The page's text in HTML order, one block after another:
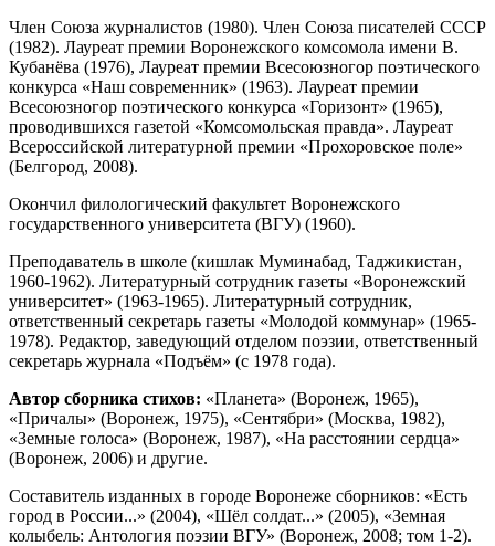
Член Союза журналистов (1980). Член Союза писателей СССР
(1982). Лауреат премии Воронежского комсомола имени В.
Кубанёва (1976), Лауреат премии Всесоюзногор поэтического
конкурса «Наш современник» (1963). Лауреат премии
Всесоюзногор поэтического конкурса «Горизонт» (1965),
проводившихся газетой «Комсомольская правда». Лауреат
Всероссийской литературной премии «Прохоровское поле»
(Белгород, 2008).
Окончил филологический факультет Воронежского
государственного университета (ВГУ) (1960).
Преподаватель в школе (кишлак Муминабад, Таджикистан,
1960-1962). Литературный сотрудник газеты «Воронежский
университет» (1963-1965). Литературный сотрудник,
ответственный секретарь газеты «Молодой коммунар» (1965-
1978). Редактор, заведующий отделом поэзии, ответственный
секретарь журнала «Подъём» (с 1978 года).
Автор сборника стихов: «Планета» (Воронеж, 1965),
«Причалы» (Воронеж, 1975), «Сентябри» (Москва, 1982),
«Земные голоса» (Воронеж, 1987), «На расстоянии сердца»
(Воронеж, 2006) и другие.
Составитель изданных в городе Воронеже сборников: «Есть
город в России...» (2004), «Шёл солдат...» (2005), «Земная
колыбель: Антология поэзии ВГУ» (Воронеж, 2008; том 1-2).